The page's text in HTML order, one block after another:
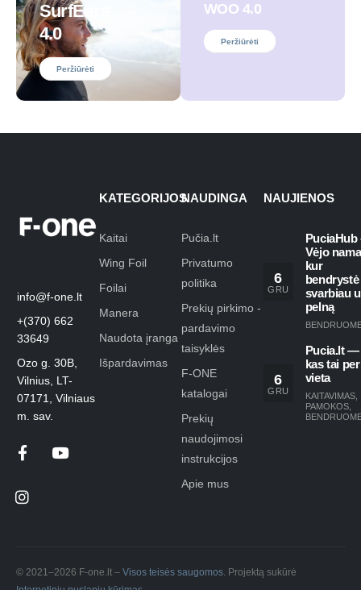
SurfEars
4.0
Peržiūrėti
WOO 4.0
Peržiūrėti
info@f-one.lt
+(370) 662
33649
Ozo g. 30B,
Vilnius, LT-
07171, Vilniaus
m. sav.
KATEGORIJOS
Kaitai
Wing Foil
Foilai
Manera
Naudota įranga
Išpardavimas
NAUDINGA
Pučia.lt
Privatumo
politika
Prekių pirkimo -
pardavimo
taisyklės
F-ONE
katalogai
Prekių
naudojimosi
instrukcijos
Apie mus
NAUJIENOS
6
GRU
PuciaHub
Vėjo
kur
bendrystė
svarbiau
pelną
6
GRU
Pucia.lt —
kas tai per
vieta
KAITAVIMAS
PAMOKOS
© 2021–2026 F-one.lt – Visos teisės saugomos . Projektą sukūrė